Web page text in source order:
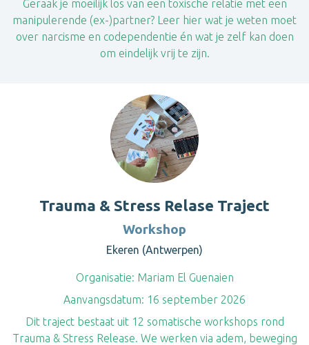
Geraak je moeilijk los van een toxische relatie met een
manipulerende (ex-)partner? Leer hier wat je weten moet
over narcisme en codependentie én wat je zelf kan doen
om eindelijk vrij te zijn.
Trauma & Stress Relase Traject
Workshop
Ekeren (Antwerpen)
Organisatie: Mariam El Guenaien
Aanvangsdatum: 16 september 2026
Dit traject bestaat uit 12 somatische workshops rond
Trauma & Stress Release. We werken via adem, beweging